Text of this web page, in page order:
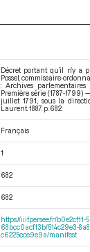
Décret portant qu’il n’y a
Possel, commissaire-
: Archives
Première série (1787-
juillet 1791.
, sous la
Laurent. 1887. p. 682.
Français
1
682
682
https://iiif.persee.fr/b0e2cf11-
68bcc0acf13b/514c29e3-
c6225ece9e9a/manifest